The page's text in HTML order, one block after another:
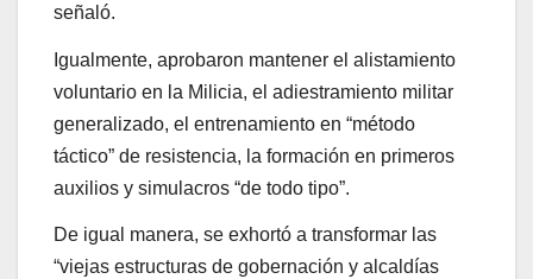
señaló.
Igualmente, aprobaron mantener el alistamiento
voluntario en la Milicia, el adiestramiento militar
generalizado, el entrenamiento en “método
táctico” de resistencia, la formación en primeros
auxilios y simulacros “de todo tipo”.
De igual manera, se exhortó a transformar las
“viejas estructuras de gobernación y alcaldías